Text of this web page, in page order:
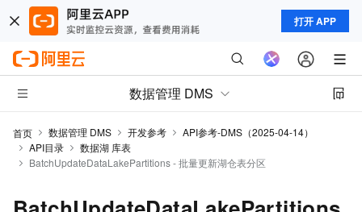
打开 APP
数据管理 DMS
首页 数据管理 DMS 开发参考
API参考-DMS（2025-04-14）
API目录
数据湖 库表
BatchUpdateDataLakePartitions - 批量更新湖仓表分区